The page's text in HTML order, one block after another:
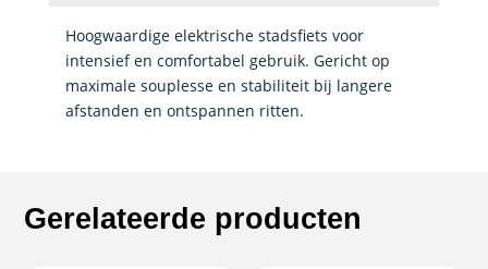
Hoogwaardige elektrische stadsfiets voor
intensief en comfortabel gebruik. Gericht op
maximale souplesse en stabiliteit bij langere
afstanden en ontspannen ritten.
Gerelateerde producten